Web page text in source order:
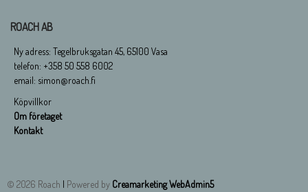
ROACH AB
Ny adress: Tegelbruksgatan 45, 65100 Vasa
telefon: +358 50 558 6002
email: simon@roach.fi
Köpvillkor
Om företaget
Kontakt
© 2026 Roach | Powered by Creamarketing WebAdmin5